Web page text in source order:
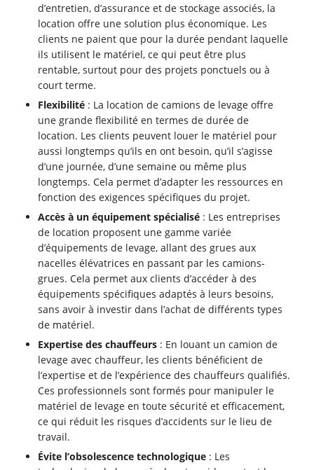
d’entretien, d’assurance et de stockage associés, la
location offre une solution plus économique. Les
clients ne paient que pour la durée pendant laquelle
ils utilisent le matériel, ce qui peut être plus
rentable, surtout pour des projets ponctuels ou à
court terme.
Flexibilité : La location de camions de levage offre
une grande flexibilité en termes de durée de
location. Les clients peuvent louer le matériel pour
aussi longtemps qu’ils en ont besoin, qu’il s’agisse
d’une journée, d’une semaine ou même plus
longtemps. Cela permet d’adapter les ressources en
fonction des exigences spécifiques du projet.
Accès à un équipement spécialisé : Les entreprises
de location proposent une gamme variée
d’équipements de levage, allant des grues aux
nacelles élévatrices en passant par les camions-
grues. Cela permet aux clients d’accéder à des
équipements spécifiques adaptés à leurs besoins,
sans avoir à investir dans l’achat de différents types
de matériel.
Expertise des chauffeurs : En louant un camion de
levage avec chauffeur, les clients bénéficient de
l’expertise et de l’expérience des chauffeurs qualifiés.
Ces professionnels sont formés pour manipuler le
matériel de levage en toute sécurité et efficacement,
ce qui réduit les risques d’accidents sur le lieu de
travail.
Évite l’obsolescence technologique : Les